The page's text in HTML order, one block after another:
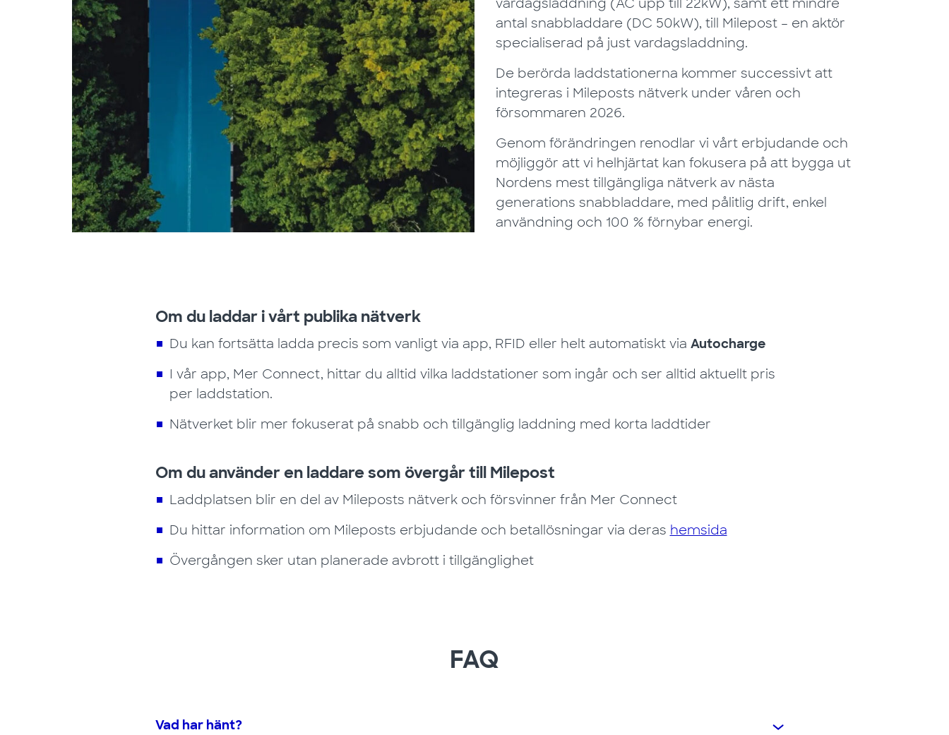
vardagsladdning (AC upp till 22kW), samt ett mindre
antal snabbladdare (DC 50kW), till Milepost – en aktör
specialiserad på just vardagsladdning.
De berörda laddstationerna kommer successivt att
integreras i Mileposts nätverk under våren och
försommaren 2026.
Genom förändringen renodlar vi vårt erbjudande och
möjliggör att vi helhjärtat kan fokusera på att bygga ut
Nordens mest tillgängliga nätverk av nästa
generations snabbladdare, med pålitlig drift, enkel
användning och 100 % förnybar energi.
Om du laddar i vårt publika nätverk
Du kan fortsätta ladda precis som vanligt via app, RFID eller helt automatiskt via Autocharge
I vår app, Mer Connect, hittar du alltid vilka laddstationer som ingår och ser alltid aktuellt pris
per laddstation.
Nätverket blir mer fokuserat på snabb och tillgänglig laddning med korta laddtider
Om du använder en laddare som övergår till Milepost
Laddplatsen blir en del av Mileposts nätverk och försvinner från Mer Connect
Du hittar information om Mileposts erbjudande och betallösningar via deras hemsida
Övergången sker utan planerade avbrott i tillgänglighet
FAQ
Vad har hänt?